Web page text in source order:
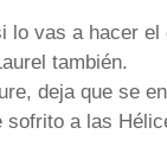
lo vas a hacer
también.
deja que se
a las